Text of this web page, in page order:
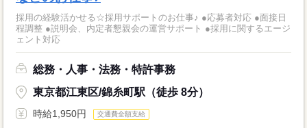
採用の経験活かせる☆採用サポートのお仕事♪ ●応募者対応 ●面接日
程調整 ●説明会、内定者懇親会の運営サポート ●採用に関するエージ
ェント対応
総務・人事・法務・特許事務
東京都江東区/錦糸町駅（徒歩 8分）
時給1,950円 交通費全額支給